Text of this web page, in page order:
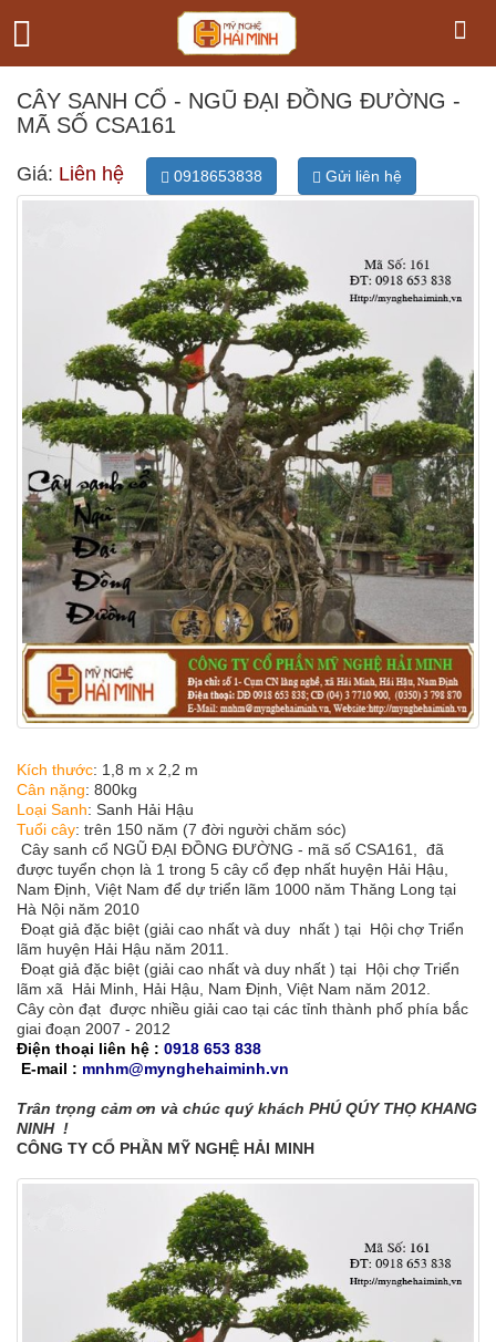
CÂY SANH CỔ - NGŨ ĐẠI ĐỒNG ĐƯỜNG -
MÃ SỐ CSA161
Giá: Liên hệ 0918653838 Gửi liên hệ
Kích thước: 1,8 m x 2,2 m
Cân nặng: 800kg
Loại Sanh: Sanh Hải Hậu
Tuổi cây: trên 150 năm (7 đời người chăm sóc)
Cây sanh cổ NGŨ ĐẠI ĐỒNG ĐƯỜNG - mã số CSA161, đã
được tuyển chọn là 1 trong 5 cây cổ đẹp nhất huyện Hải Hậu,
Nam Định, Việt Nam để dự triển lãm 1000 năm Thăng Long tại
Hà Nội năm 2010
Đoạt giả đặc biệt (giải cao nhất và duy nhất ) tại Hội chợ Triển
lãm huyện Hải Hậu năm 2011.
Đoạt giả đặc biệt (giải cao nhất và duy nhất ) tại Hội chợ Triển
lãm xã Hải Minh, Hải Hậu, Nam Định, Việt Nam năm 2012.
Cây còn đạt được nhiều giải cao tại các tỉnh thành phố phía bắc
giai đoạn 2007 - 2012
Điện thoại liên hệ : 0918 653 838
E-mail : mnhm@mynghehaiminh.vn
Trân trọng cảm ơn và chúc quý khách PHÚ QÚY THỌ KHANG
NINH !
CÔNG TY CỔ PHẦN MỸ NGHỆ HẢI MINH